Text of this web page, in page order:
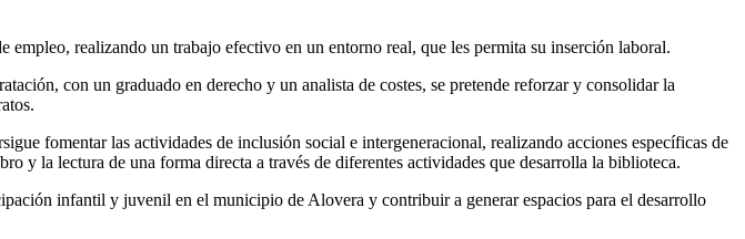
realizando un trabajo efectivo en un entorno real, que les permita su inserción laboral.
con un graduado en derecho y un analista de costes, se pretende reforzar y consolidar la
fomentar las actividades de inclusión social e intergeneracional, realizando acciones específicas de
y la lectura de una forma directa a través de diferentes actividades que desarrolla la biblioteca.
infantil y juvenil en el municipio de Alovera y contribuir a generar espacios para el desarrollo